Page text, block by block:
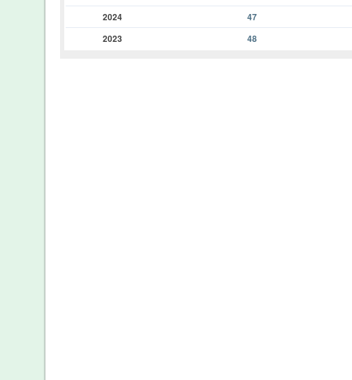
2024
47
2023
48